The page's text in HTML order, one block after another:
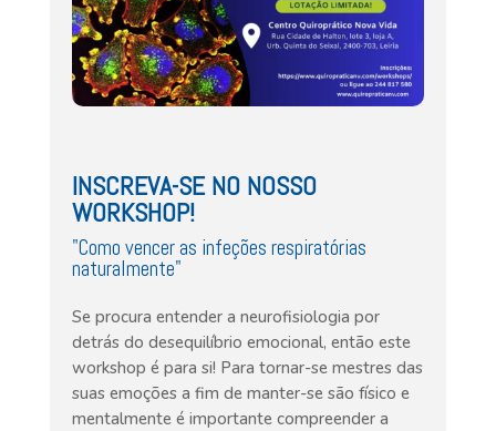
INSCREVA-SE NO NOSSO
WORKSHOP!
"Como vencer as infeções respiratórias
naturalmente"
Se procura entender a neurofisiologia por
detrás do desequilíbrio emocional, então este
workshop é para si! Para tornar-se mestres das
suas emoções a fim de manter-se são físico e
mentalmente é importante compreender a